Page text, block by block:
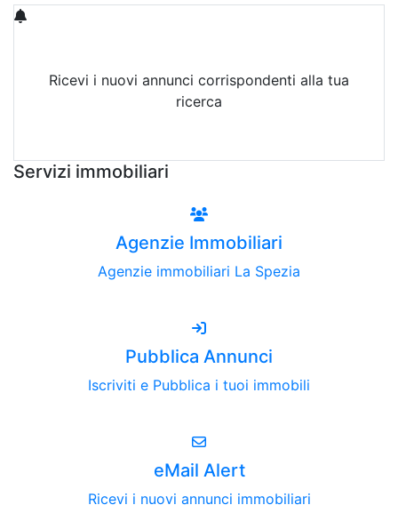
Ricevi i nuovi annunci corrispondenti alla tua
ricerca
Servizi immobiliari
Agenzie Immobiliari
Agenzie immobiliari La Spezia
Pubblica Annunci
Iscriviti e Pubblica i tuoi immobili
eMail Alert
Ricevi i nuovi annunci immobiliari